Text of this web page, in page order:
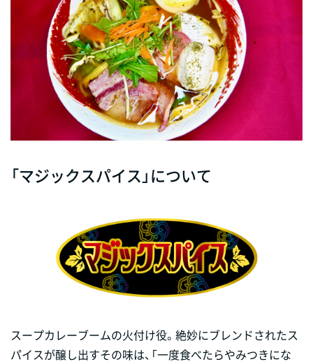
「マジックスパイス」について
スープカレーブームの火付け役。絶妙にブレンドされたス
パイスが醸し出すその味は、「一度食べたらやみつきにな